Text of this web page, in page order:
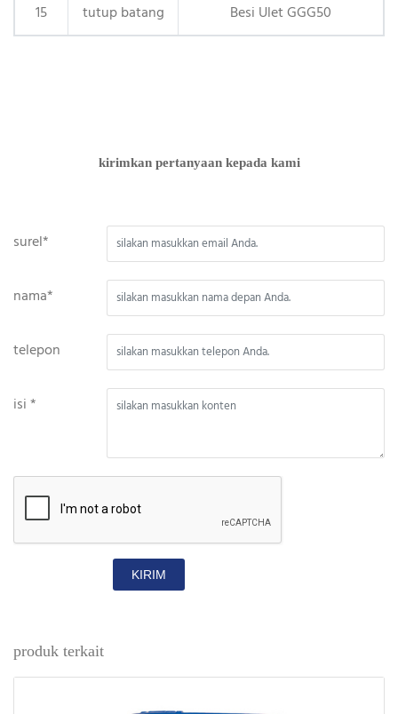
15
tutup batang Besi Ulet GGG50
kirimkan pertanyaan kepada kami
surel*
nama*
telepon
isi *
KIRIM
produk terkait